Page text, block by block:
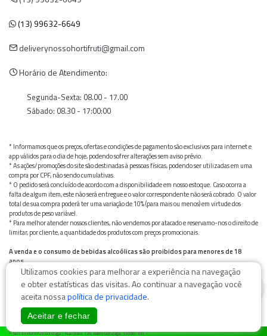
(13) 99632-6649
deliverynossohortifruti@gmail.com
Horário de Atendimento:
Segunda-Sexta: 08.00 - 17.00
Sábado: 08.30 - 17:00:00
* Informamos que os preços, ofertas e condições de pagamento são exclusivos para internet e
app válidos para o dia de hoje, podendo sofrer alterações sem aviso prévio.
* As ações/promoções do site são destinadas à pessoas físicas, podendo ser utilizadas em uma
compra por CPF, não sendo cumulativas.
* O pedido será concluído de acordo com a disponibilidade em nosso estoque. Caso ocorra a
falta de algum item, este não será entregue e o valor correspondente não será cobrado. O valor
total de sua compra poderá ter uma variação de 10% (para mais ou menos) em virtude dos
produtos de peso variável.
* Para melhor atender nossos clientes, não vendemos por atacado e reservamo-nos o direito de
limitar, por cliente, a quantidade dos produtos com preços promocionais.
A venda e o consumo de bebidas alcoólicas são proibidos para menores de 18
anos.
Bebida alcoólica pode causar dependência química e, em excesso, provoca graves males à saúde.
Beba com moderação
© Nosso Hortifruti Gonzaga / Rua Goiás 128, Bairro Gonzaga, 11050-101 -
Utilizamos cookies para melhorar a experiência na navegação
e obter estatísticas das visitas. Ao continuar a navegação você
aceita nossapolítica de privacidade.
Aceitar e fechar